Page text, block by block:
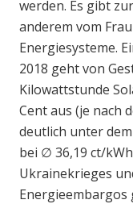
werden. Es gibt
anderem vom
Energiesysteme.
2018 geht von
Kilowattstunde
Cent aus (je nach
deutlich unter
bei ∅ 36,19 ct/
Ukrainekrieges
Energieembargos